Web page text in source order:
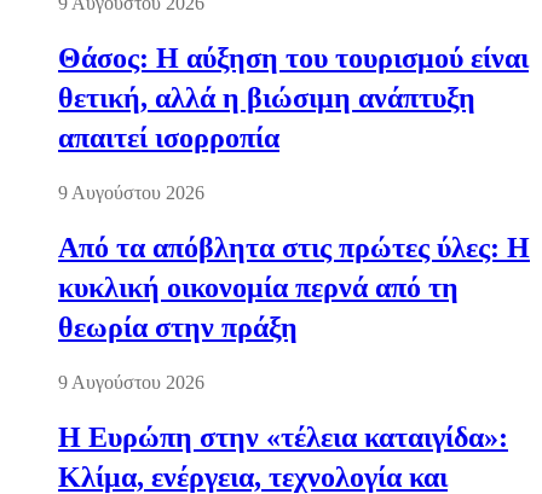
Θάσος: Η αύξηση του τουρισμού είναι
θετική, αλλά η βιώσιμη ανάπτυξη
απαιτεί ισορροπία
9 Αυγούστου 2026
Από τα απόβλητα στις πρώτες ύλες: Η
κυκλική οικονομία περνά από τη
θεωρία στην πράξη
9 Αυγούστου 2026
Η Ευρώπη στην «τέλεια καταιγίδα»:
Κλίμα, ενέργεια, τεχνολογία και